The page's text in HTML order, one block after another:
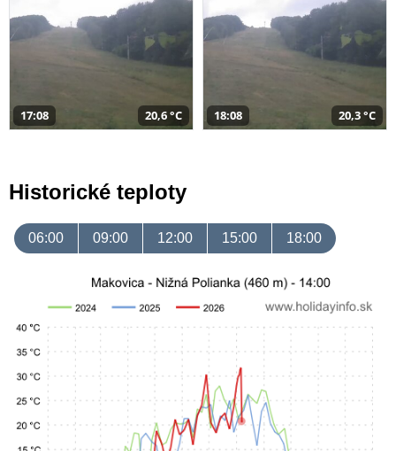
17:08 20,6 °C 18:08 20,3 °C
Historické teploty
06:00 09:00 12:00 15:00 18:00